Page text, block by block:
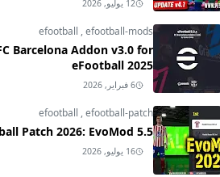
12 يوليو, 2026
efootball ,efootball-mods
Barcelona Addon v3.0 for
eFootball 2025
6 فبراير, 2026
efootball ,efootball-patch
Patch 2026: EvoMod 5.5
16 يوليو, 2026